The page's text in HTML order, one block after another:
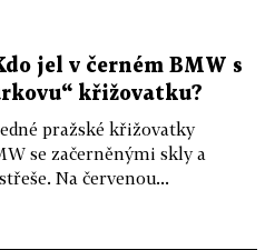
jel v černém BMW s
křižovatku?
pražské křižovatky
se začerněnými skly a
Na červenou...